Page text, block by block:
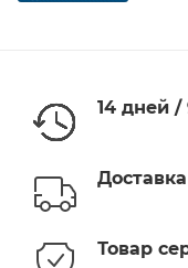
14 дней
Доставка
Товар